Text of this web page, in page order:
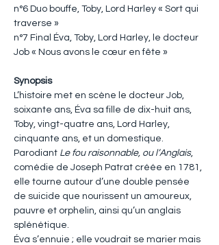
n°6 Duo bouffe, Toby, Lord Harley « Sort qui
traverse »
n°7 Final Éva, Toby, Lord Harley, le docteur
Job « Nous avons le cœur en fête »
Synopsis
L’histoire met en scène le docteur Job,
soixante ans, Éva sa fille de dix-huit ans,
Toby, vingt-quatre ans, Lord Harley,
cinquante ans, et un domestique.
Parodiant Le fou raisonnable, ou l’Anglais,
comédie de Joseph Patrat créée en 1781,
elle tourne autour d’une double pensée
de suicide que nourissent un amoureux,
pauvre et orphelin, ainsi qu’un anglais
splénétique.
Éva s’ennuie ; elle voudrait se marier mais